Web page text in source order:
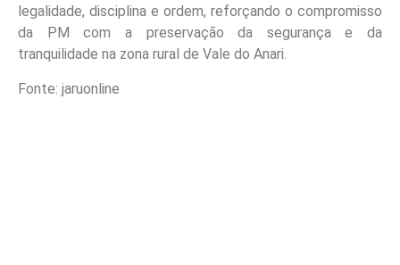
legalidade, disciplina e ordem, reforçando o compromisso
da PM com a preservação da segurança e da
tranquilidade na zona rural de Vale do Anari.
Fonte: jaruonline